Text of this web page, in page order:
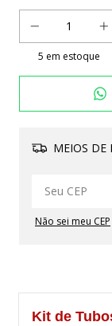
5 em estoque
MEIOS DE
Não sei meu CEP
Kit de